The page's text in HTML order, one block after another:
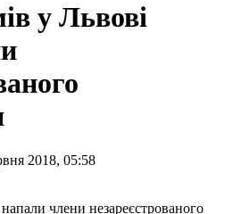
у Львові
2018, 05:58